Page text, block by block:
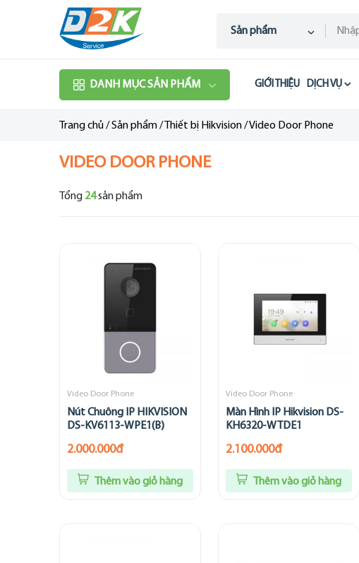
Sản phẩm
DANH MỤC SẢN PHẨM GIỚI THIỆU DỊCH VỤ
Trang chủ/Sản phẩm/ Thiết bị Hikvision/Video Door Phone
VIDEO DOOR PHONE
Tổng 24sản phẩm
Video Door Phone
Nút Chuông IP HIKVISION
DS-KV6113-WPE1(B)
2.000.000đ
Thêm vào giỏ hàng
Video Door Phone
Màn Hình IP Hikvision DS-
KH6320-WTDE1
2.100.000đ
Thêm vào giỏ hàng